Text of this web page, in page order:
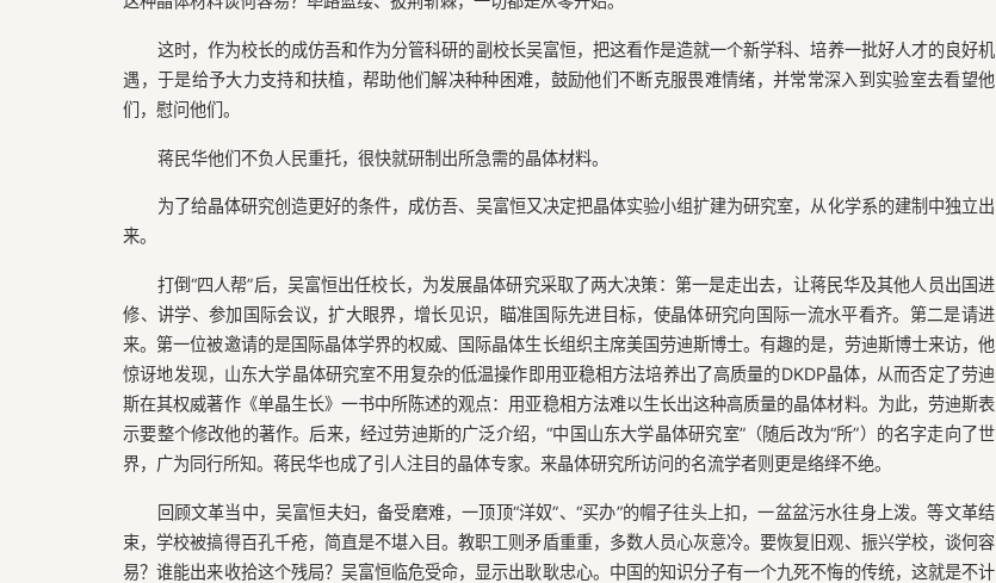
这时，作为校长的成仿吾和作为分管科研的副校长吴富恒，把这看作是造就一个新学科、培养一批好人才的良好机
遇，于是给予大力支持和扶植，帮助他们解决种种困难，鼓励他们不断克服畏难情绪，并常常深入到实验室去看望他
们，慰问他们。
蒋民华他们不负人民重托，很快就研制出所急需的晶体材料。
为了给晶体研究创造更好的条件，成仿吾、吴富恒又决定把晶体实验小组扩建为研究室，从化学系的建制中独立出
来。
打倒“四人帮”后，吴富恒出任校长，为发展晶体研究采取了两大决策：第一是走出去，让蒋民华及其他人员出国进
修、讲学、参加国际会议，扩大眼界，增长见识，瞄准国际先进目标，使晶体研究向国际一流水平看齐。第二是请进
来。第一位被邀请的是国际晶体学界的权威、国际晶体生长组织主席美国劳迪斯博士。有趣的是，劳迪斯博士来访，他
惊讶地发现，山东大学晶体研究室不用复杂的低温操作即用亚稳相方法培养出了高质量的DKDP晶体，从而否定了劳迪
斯在其权威著作《单晶生长》一书中所陈述的观点：用亚稳相方法难以生长出这种高质量的晶体材料。为此，劳迪斯表
示要整个修改他的著作。后来，经过劳迪斯的广泛介绍，“中国山东大学晶体研究室”（随后改为“所”）的名字走向了世
界，广为同行所知。蒋民华也成了引人注目的晶体专家。来晶体研究所访问的名流学者则更是络绎不绝。
回顾文革当中，吴富恒夫妇，备受磨难，一顶顶“洋奴”、“买办”的帽子往头上扣，一盆盆污水往身上泼。等文革结
束，学校被搞得百孔千疮，简直是不堪入目。教职工则矛盾重重，多数人员心灰意冷。要恢复旧观、振兴学校，谈何容
易？谁能出来收拾这个残局？吴富恒临危受命，显示出耿耿忠心。中国的知识分子有一个九死不悔的传统，这就是不计